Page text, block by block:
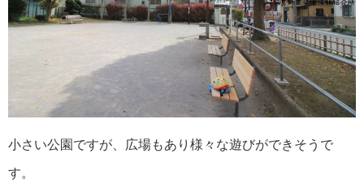
小さい公園ですが、広場もあり様々な遊びができそうで
す。